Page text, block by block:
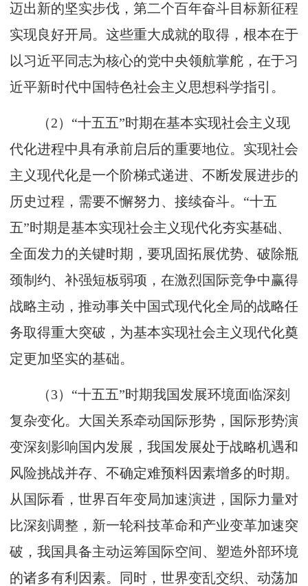
迈出新的坚实步伐，第二个百年奋斗目标新征程
实现良好开局。这些重大成就的取得，根本在于
以习近平同志为核心的党中央领航掌舵，在于习
近平新时代中国特色社会主义思想科学指引。
（2）“十五五”时期在基本实现社会主义现
代化进程中具有承前启后的重要地位。实现社会
主义现代化是一个阶梯式递进、不断发展进步的
历史过程，需要不懈努力、接续奋斗。“十五
五”时期是基本实现社会主义现代化夯实基础、
全面发力的关键时期，要巩固拓展优势、破除瓶
颈制约、补强短板弱项，在激烈国际竞争中赢得
战略主动，推动事关中国式现代化全局的战略任
务取得重大突破，为基本实现社会主义现代化奠
定更加坚实的基础。
（3）“十五五”时期我国发展环境面临深刻
复杂变化。大国关系牵动国际形势，国际形势演
变深刻影响国内发展，我国发展处于战略机遇和
风险挑战并存、不确定难预料因素增多的时期。
从国际看，世界百年变局加速演进，国际力量对
比深刻调整，新一轮科技革命和产业变革加速突
破，我国具备主动运筹国际空间、塑造外部环境
的诸多有利因素。同时，世界变乱交织、动荡加